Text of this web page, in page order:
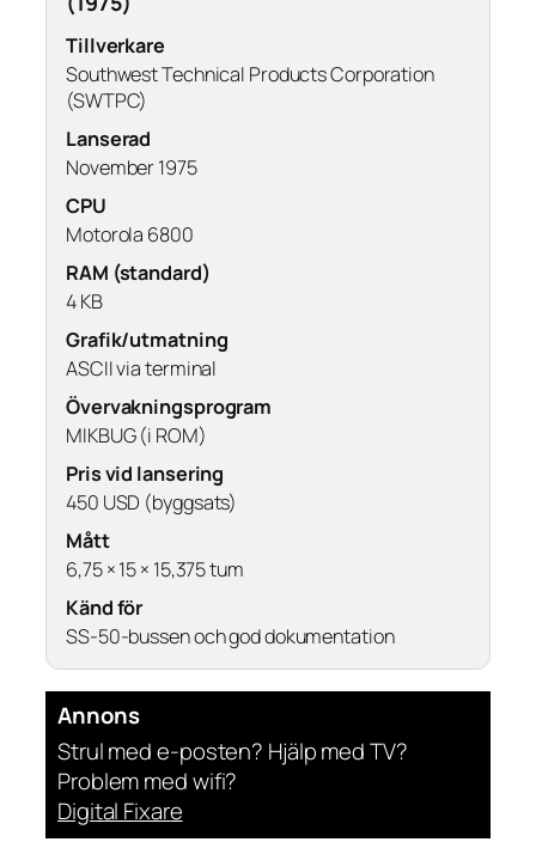
Tillverkare
Southwest Technical Products Corporation
(SWTPC)
Lanserad
November 1975
CPU
Motorola 6800
RAM (standard)
4 KB
Grafik/utmatning
ASCII via terminal
Övervakningsprogram
MIKBUG (i ROM)
Pris vid lansering
450 USD (byggsats)
Mått
6,75 × 15 × 15,375 tum
Känd för
SS-50-bussen och god dokumentation
Annons
Strul med e-posten? Hjälp med TV?
Problem med wifi?
Digital Fixare